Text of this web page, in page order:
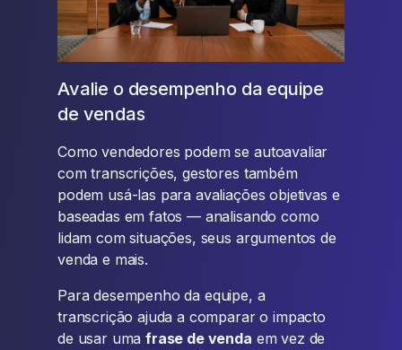
Avalie o desempenho da equipe
de vendas
Como vendedores podem se autoavaliar
com transcrições, gestores também
podem usá-las para avaliações objetivas e
baseadas em fatos — analisando como
lidam com situações, seus argumentos de
venda e mais.
Para desempenho da equipe, a
transcrição ajuda a comparar o impacto
de usar umafrase de venda em vez de